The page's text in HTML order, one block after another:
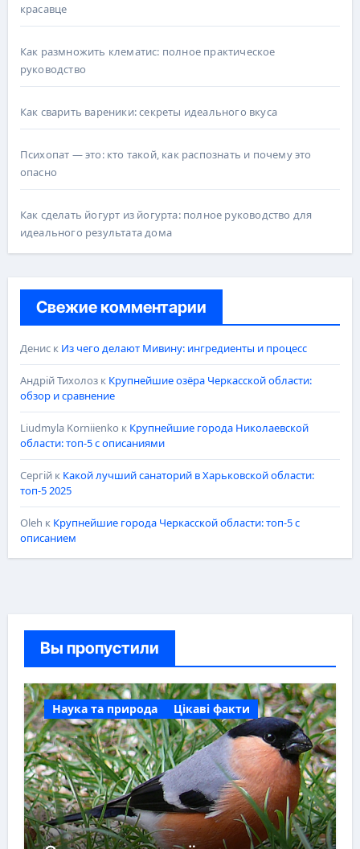
красавце
Как размножить клематис: полное практическое
руководство
Как сварить вареники: секреты идеального вкуса
Психопат — это: кто такой, как распознать и почему это
опасно
Как сделать йогурт из йогурта: полное руководство для
идеального результата дома
Свежие комментарии
Дениск Из чего делают Мивину: ингредиенты и процесс
Андрій Тихолозк Крупнейшие озёра Черкасской области:
обзор и сравнение
Liudmyla Korniienko к Крупнейшие города Николаевской
области: топ-5 с описаниями
Сергійк Какой лучший санаторий в Харьковской области:
топ-5 2025
Oleh к Крупнейшие города Черкасской области: топ-5 с
описанием
Вы пропустили
Наука та природа Цікаві факти